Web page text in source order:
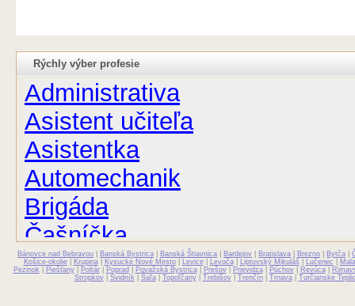
Rýchly výber profesie
Administrativa
Asistent učiteľa
Asistentka
Automechanik
Brigáda
Čašníčka
Čašník
Bánovce nad Bebravou Banská Bystrica Banská Štiavnica Bardejov Bratislava Brezno Bytča |
Košice-okolie| Krupina| Kysucké Nové Mesto| Levice| Levoča| Liptovský Mikuláš Lučenec
Pezinok
Piešťany| Poltár| Poprad Považská Bystrica| Prešov| Prievidza| Púchov| Revúca|
Stropkov| Svidník Šaľa| Topoľčany| Trebišov| Trenčín| Trnava| Turčianske